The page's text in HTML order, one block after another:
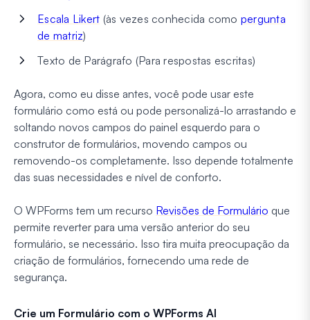
Escala Likert (às vezes conhecida como pergunta
de matriz)
Texto de Parágrafo (Para respostas escritas)
Agora, como eu disse antes, você pode usar este
formulário como está ou pode personalizá-lo arrastando e
soltando novos campos do painel esquerdo para o
construtor de formulários, movendo campos ou
removendo-os completamente. Isso depende totalmente
das suas necessidades e nível de conforto.
O WPForms tem um recurso Revisões de Formulário que
permite reverter para uma versão anterior do seu
formulário, se necessário. Isso tira muita preocupação da
criação de formulários, fornecendo uma rede de
segurança.
Crie um Formulário com o WPForms AI